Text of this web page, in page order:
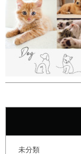
未分類